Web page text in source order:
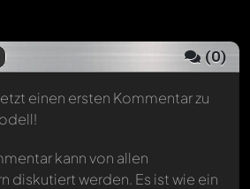
(0)
einen ersten Kommentar zu
kann von allen
diskutiert werden. Es ist wie ein